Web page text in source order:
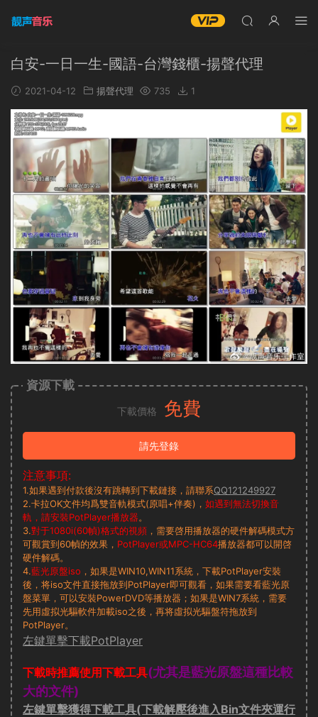
白安-一日一生-國語-台灣錢櫃-揚聲代理
2021-04-12 揚聲代理 735 1
資源下載
下載價格 免費
請先登錄
注意事項:
1.如果遇到付款後沒有跳轉到下載鏈接，請聯系QQ121249927
2.卡拉OK文件均爲雙音軌模式(原唱+伴奏)， 如遇到無法切換音
軌，請安裝PotPlayer播放器。
3.對于1080i(60幀)格式的視頻 ，需要啓用播放器的硬件解碼模式方
可觀賞到60幀的效果， PotPlayer或MPC-HC64播放器都可以開啓
硬件解碼。
4.藍光原盤iso ，如果是WIN10,WIN11系統，下載PotPlayer安裝
後，将iso文件直接拖放到PotPlayer即可觀看，如果需要看藍光原
盤菜單，可以安裝PowerDVD等播放器；如果是WIN7系統，需要
先用虛拟光驅軟件加載iso之後，再将虛拟光驅盤符拖放到
PotPlayer。
左鍵單擊下載PotPlayer
下載時推薦使用下載工具(尤其是藍光原盤這種比較
大的文件)
左鍵單擊獲得下載工具(下載解壓後進入Bin文件夾運行